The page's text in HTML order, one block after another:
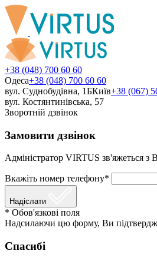
+38 (048) 700 60 60
Одеса+38 (048) 700 60 60
вул. Суднобудівна, 1БКиїв+38 (067)
вул. Костянтинівська, 57
Зворотній дзвінок
Замовити дзвінок
Адміністратор VIRTUS зв'яжеться
Вкажіть номер телефону*
Надіслати
* Обов'язкові поля
Надсилаючи цю форму, Ви
Спасибі